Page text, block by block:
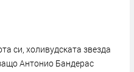
си, холивудската звезда
Антонио Бандерас